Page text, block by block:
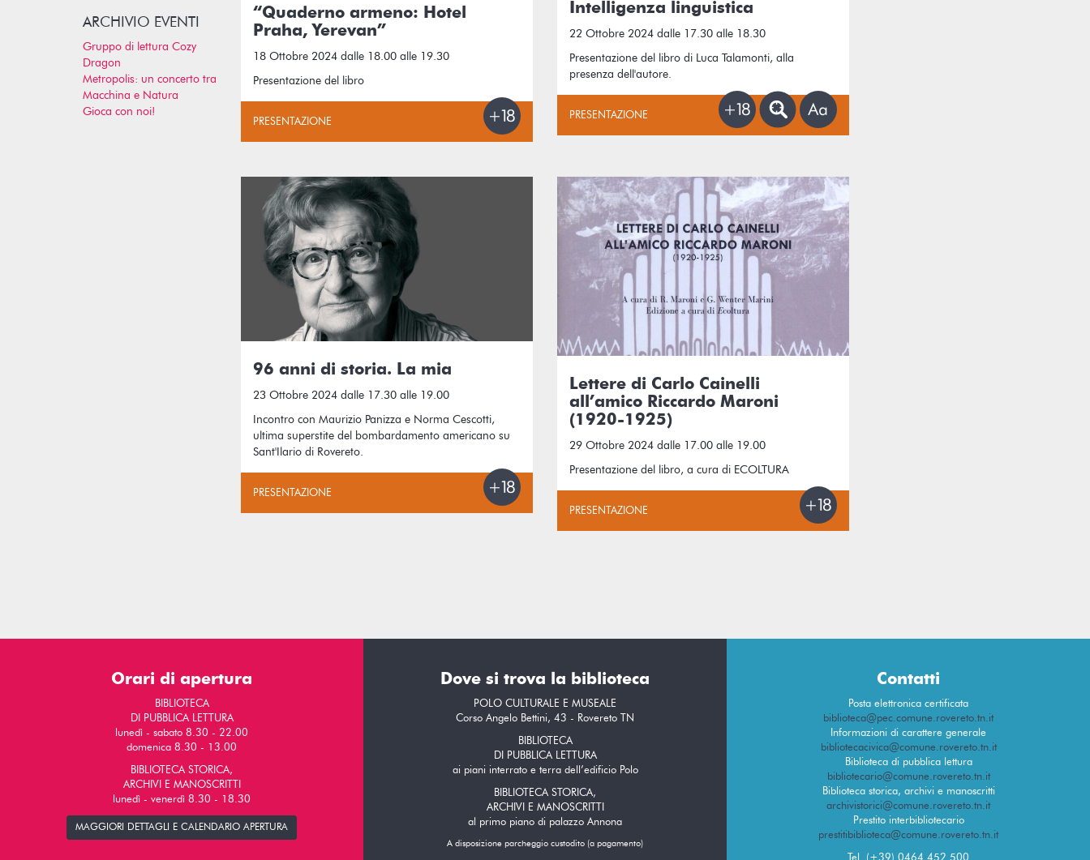
“Quaderno armeno: Hotel
Praha, Yerevan”
18 Ottobre 2024 dalle 18.00 alle 19.30
Presentazione del libro
PRESENTAZIONE
Intelligenza linguistica
22 Ottobre 2024 dalle 17.30 alle 18.30
Presentazione del libro di Luca Talamonti, alla
presenza dell'autore.
PRESENTAZIONE
96 anni di storia. La mia
23 Ottobre 2024 dalle 17.30 alle 19.00
Incontro con Maurizio Panizza e Norma Cescotti,
ultima superstite del bombardamento americano su
Sant'Ilario di Rovereto.
PRESENTAZIONE
Lettere di Carlo Cainelli
all’amico Riccardo Maroni
(1920-1925)
29 Ottobre 2024 dalle 17.00 alle 19.00
Presentazione del libro, a cura di ECOLTURA
PRESENTAZIONE
ARCHIVIO EVENTI
Gruppo di lettura Cozy
Dragon
Metropolis: un concerto tra
Macchina e Natura
Gioca con noi!
Orari di apertura
BIBLIOTECA
DI PUBBLICA LETTURA
lunedì - sabato 8.30 - 22.00
domenica 8.30 - 13.00
BIBLIOTECA STORICA,
ARCHIVI E MANOSCRITTI
lunedì - venerdì 8.30 - 18.30
MAGGIORI DETTAGLI E CALENDARIO APERTURA
Dove si trova la biblioteca
POLO CULTURALE E MUSEALE
Corso Angelo Bettini, 43 - Rovereto TN
BIBLIOTECA
DI PUBBLICA LETTURA
ai piani interrato e terra dell’edificio Polo
BIBLIOTECA STORICA,
ARCHIVI E MANOSCRITTI
al primo piano di palazzo Annona
A disposizione parcheggio custodito (a pagamento)
Contatti
Posta elettronica certificata
biblioteca@pec.comune.rovereto.tn.it
Informazioni di carattere generale
bibliotecacivica@comune.rovereto.tn.it
Biblioteca di pubblica lettura
bibliotecario@comune.rovereto.tn.it
Biblioteca storica, archivi e manoscritti
archivistorici@comune.rovereto.tn.it
Prestito interbibliotecario
prestitibiblioteca@comune.rovereto.tn.it